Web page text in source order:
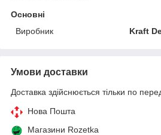
Основні
Виробник
Kraft
Умови доставки
Доставка здійснюється тільки по
Нова Пошта
Магазини Rozetka